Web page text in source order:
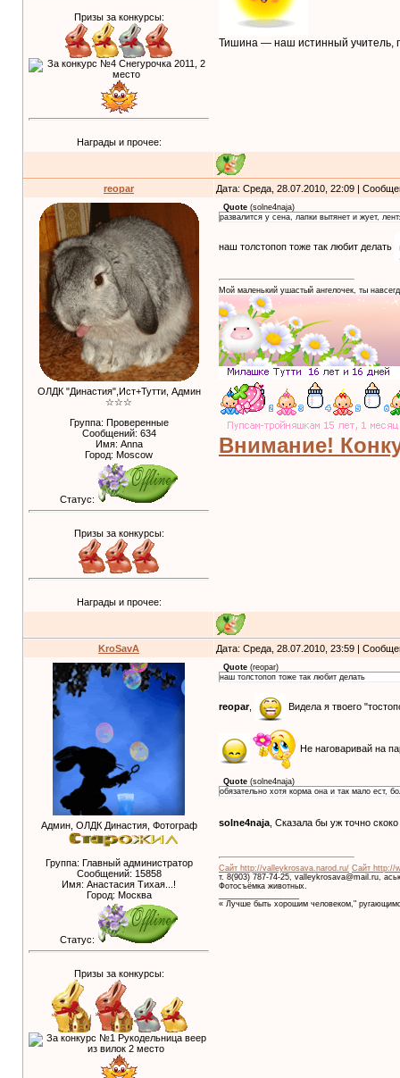
Призы за конкурсы:
Награды и прочее:
Тишина — наш истинный учитель,
reopar Дата: Среда, 28.07.2010, 22:09 |
ОЛДК "Династия",Ист+Тутти, Админ
☆☆☆
Группа: Проверенные
Сообщений: 634
Имя: Anna
Город: Moscow
Статус:
Призы за конкурсы:
Награды и прочее:
Quote (solne4naja)
развалится у сена, лапки вытянет и жует,
наш толстопоп тоже так любит делать
Мой маленький ушастый ангелочек, ты
Внимание!
KroSavA Дата: Среда, 28.07.2010, 23:59 |
Админ, ОЛДК Династия, Фотограф
Группа: Главный администратор
Сообщений: 15858
Имя: Анастасия Тихая...!
Город: Москва
Статус:
Призы за конкурсы:
Quote (reopar)
наш толстопоп тоже так любит делать
reopar, Видела я твоего
Не наговаривай на
Quote (solne4naja)
обязательно хотя корма она и так мало ест,
solne4naja , Сказала бы уж точно
Сайт http://valleykrosava.narod.ru/ Сайт http://
т. 8(903) 787-74-25, valleykrosava@mail.ru,
Фотосъёмка животных.
« Лучше быть хорошим человеком,"